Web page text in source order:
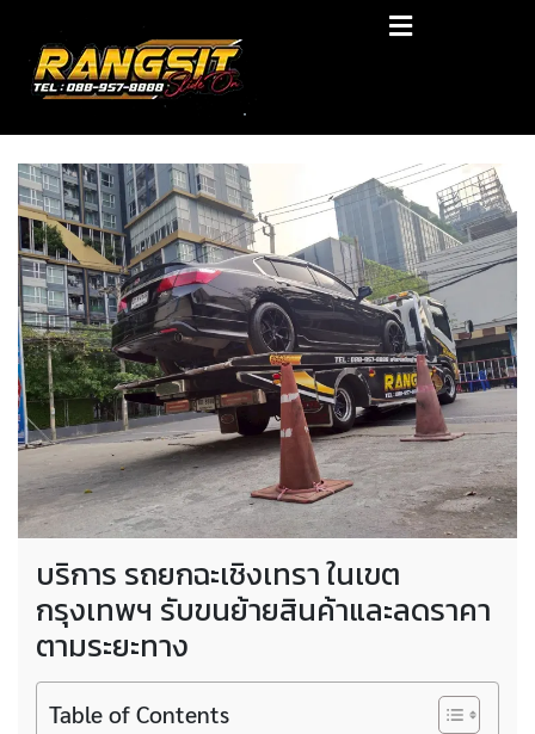
content
RANGSIT SlideON
รถยก168 รถสไลด์รังสิต รถสไลด์ ราคาถูก
บริการ รถยกฉะเชิงเทรา ในเขต
กรุงเทพฯ รับขนย้ายสินค้าและลดราคา
ตามระยะทาง
Table of Contents